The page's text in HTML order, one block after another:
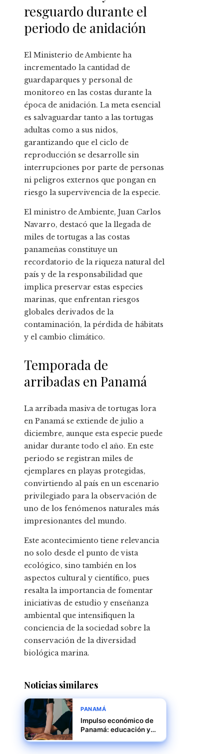
resguardo durante el
periodo de anidación
El Ministerio de Ambiente ha
incrementado la cantidad de
guardaparques y personal de
monitoreo en las costas durante la
época de anidación. La meta esencial
es salvaguardar tanto a las tortugas
adultas como a sus nidos,
garantizando que el ciclo de
reproducción se desarrolle sin
interrupciones por parte de personas
ni peligros externos que pongan en
riesgo la supervivencia de la especie.
El ministro de Ambiente, Juan Carlos
Navarro, destacó que la llegada de
miles de tortugas a las costas
panameñas constituye un
recordatorio de la riqueza natural del
país y de la responsabilidad que
implica preservar estas especies
marinas, que enfrentan riesgos
globales derivados de la
contaminación, la pérdida de hábitats
y el cambio climático.
Temporada de
arribadas en Panamá
La arribada masiva de tortugas lora
en Panamá se extiende de julio a
diciembre, aunque esta especie puede
anidar durante todo el año. En este
periodo se registran miles de
ejemplares en playas protegidas,
convirtiendo al país en un escenario
privilegiado para la observación de
uno de los fenómenos naturales más
impresionantes del mundo.
Este acontecimiento tiene relevancia
no solo desde el punto de vista
ecológico, sino también en los
aspectos cultural y científico, pues
resalta la importancia de fomentar
iniciativas de estudio y enseñanza
ambiental que intensifiquen la
conciencia de la sociedad sobre la
conservación de la diversidad
biológica marina.
Noticias similares
PANAMÁ
Impulso económico de
Panamá: educación y